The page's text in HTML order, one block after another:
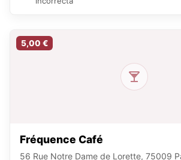
5,00 €
Fréquence Café
56 Rue Notre Dame de Lorette, 75009